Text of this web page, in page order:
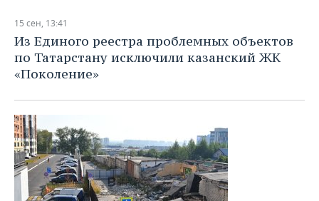
15 сен, 13:41
Из Единого реестра проблемных объектов
по Татарстану исключили казанский ЖК
«Поколение»